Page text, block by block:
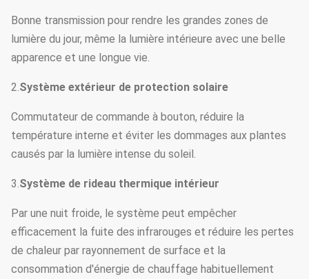
Bonne transmission pour rendre les grandes zones de
lumière du jour, même la lumière intérieure avec une belle
apparence et une longue vie.
2.Système extérieur de protection solaire
Commutateur de commande à bouton, réduire la
température interne et éviter les dommages aux plantes
causés par la lumière intense du soleil.
3.Système de rideau thermique intérieur
Par une nuit froide, le système peut empêcher
efficacement la fuite des infrarouges et réduire les pertes
de chaleur par rayonnement de surface et la
consommation d'énergie de chauffage habituellement